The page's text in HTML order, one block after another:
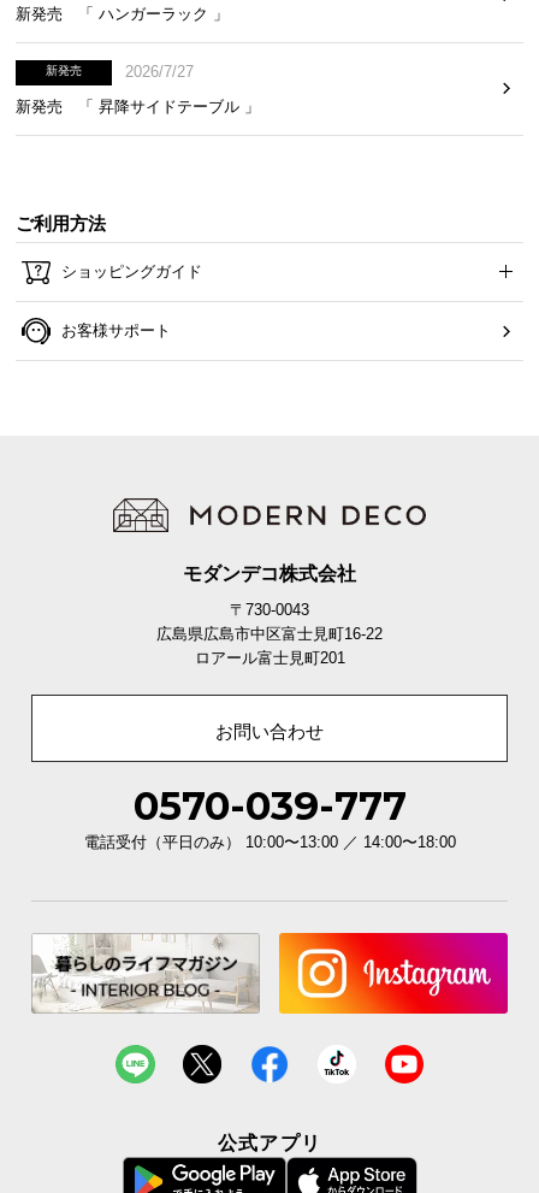
5本脚で負荷を分散
最も負荷のかかる中央部分に
強度と安全性を向上させた安心設計です。
脚の数
ガタつきを抑える調整脚
るよう高さを微調整できます。
傷や錆に強いスチール製フレーム
パウダーコーティングを施したフレームは、傷や錆
に強く耐久性が高いので長くお使い頂けます。
新発売 「 ハンガーラック 」
新発売
2026/7/27
新発売 「 昇降サイドテーブル 」
ご利用方法
ショッピングガイド
お客様サポート
モダンデコ株式会社
〒730-0043
広島県広島市中区富士見町16-22
ロアール富士見町201
お問い合わせ
0570-039-777
電話受付（平日のみ） 10:00〜13:00 ／ 14:00〜18:00
公式アプリ